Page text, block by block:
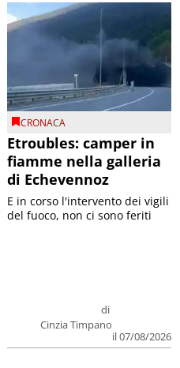
CRONACA
Etroubles: camper in
fiamme nella galleria
di Echevennoz
di
Cinzia Timpano
il 07/08/2026
E in corso l'intervento dei vigili
del fuoco, non ci sono feriti